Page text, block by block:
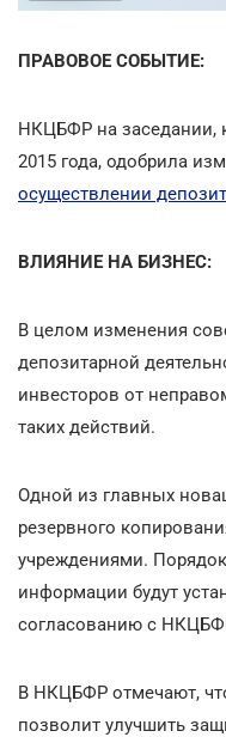
ПРАВОВОЕ СОБЫТИЕ:
НКЦБФР на заседании,
2015 года, одобрила
осуществлении
ВЛИЯНИЕ НА БИЗНЕС:
В целом изменения
депозитарной
инвесторов от
таких действий.
Одной из главных
резервного
учреждениями.
информации будут
согласованию с
В НКЦБФР отмечают,
позволит улучшить